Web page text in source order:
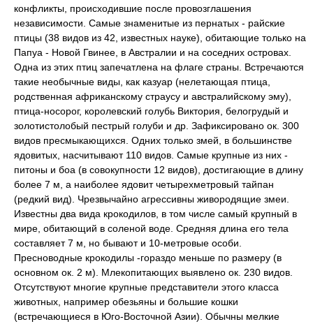
конфликты, происходившие после провозглашения
независимости. Самые знаменитые из пернатых - райские
птицы (38 видов из 42, известных науке), обитающие только на
Папуа - Новой Гвинее, в Австралии и на соседних островах.
Одна из этих птиц запечатлена на флаге страны. Встречаются
такие необычные виды, как казуар (нелетающая птица,
родственная африканскому страусу и австралийскому эму),
птица-носорог, королевский голубь Виктория, белогрудый и
золотистолобый пестрый голуби и др. Зафиксировано ок. 300
видов пресмыкающихся. Одних только змей, в большинстве
ядовитых, насчитывают 110 видов. Самые крупные из них -
питоны и боа (в совокупности 12 видов), достигающие в длину
более 7 м, а наиболее ядовит четырехметровый тайпан
(редкий вид). Чрезвычайно агрессивны живородящие змеи.
Известны два вида крокодилов, в том числе самый крупный в
мире, обитающий в соленой воде. Средняя длина его тела
составляет 7 м, но бывают и 10-метровые особи.
Пресноводные крокодилы -гораздо меньше по размеру (в
основном ок. 2 м). Млекопитающих выявлено ок. 230 видов.
Отсутствуют многие крупные представители этого класса
животных, например обезьяны и большие кошки
(встречающиеся в Юго-Восточной Азии). Обычны мелкие